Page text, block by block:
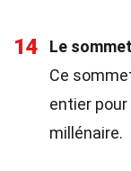
14 Le
Ce
entier
millénaire.